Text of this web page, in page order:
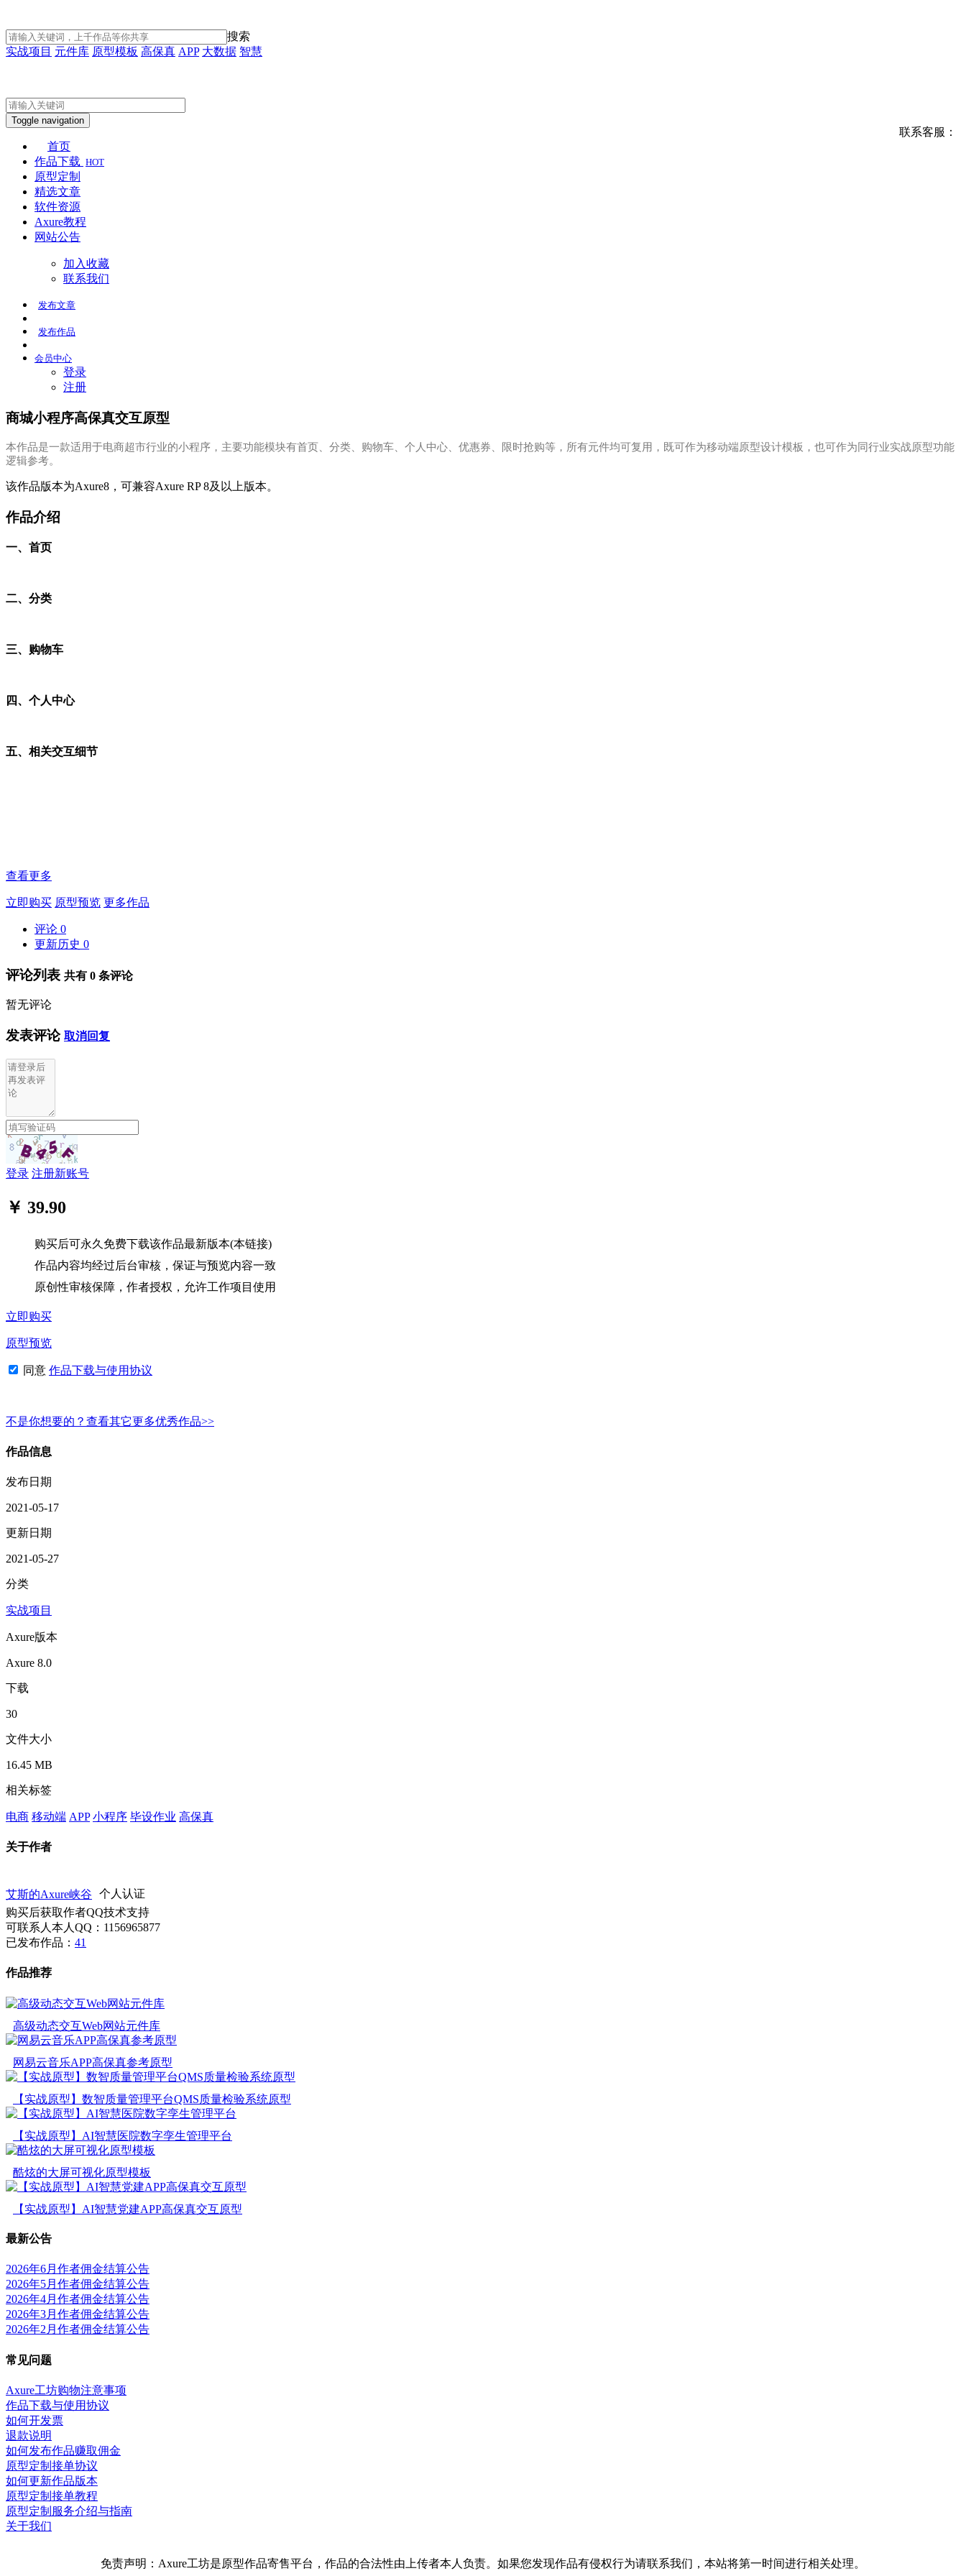
搜索
实战项目 元件库 原型模板 高保真 APP 大数据 智慧
联系客服：
Toggle navigation
首页
作品下载 HOT
原型定制
精选文章
软件资源
Axure教程
网站公告
加入收藏
联系我们
发布文章
发布作品
会员中心
登录
注册
商城小程序高保真交互原型
本作品是一款适用于电商超市行业的小程序，主要功能模块有首页、分类、购物车、个人中心、优惠券、限时抢购等，所有元件均可复用，既可作为移动端原型设计模板，也可作为同行业实战原型功能
逻辑参考。
该作品版本为Axure8，可兼容Axure RP 8及以上版本。
作品介绍
一、首页
二、分类
三、购物车
四、个人中心
五、相关交互细节
查看更多
立即购买 原型预览 更多作品
评论 0
更新历史 0
评论列表 共有 0 条评论
暂无评论
发表评论 取消回复
登录 注册新账号
￥ 39.90
购买后可永久免费下载该作品最新版本(本链接)
作品内容均经过后台审核，保证与预览内容一致
原创性审核保障，作者授权，允许工作项目使用
立即购买
原型预览
同意 作品下载与使用协议
不是你想要的？查看其它更多优秀作品>>
作品信息
发布日期
2021-05-17
更新日期
2021-05-27
分类
实战项目
Axure版本
Axure 8.0
下载
30
文件大小
16.45 MB
相关标签
电商 移动端 APP 小程序 毕设作业 高保真
关于作者
艾斯的Axure峡谷
个人认证
购买后获取作者QQ技术支持
可联系人本人QQ：1156965877
已发布作品： 41
作品推荐
高级动态交互Web网站元件库
网易云音乐APP高保真参考原型
【实战原型】数智质量管理平台QMS质量检验系统原型
【实战原型】AI智慧医院数字孪生管理平台
酷炫的大屏可视化原型模板
【实战原型】AI智慧党建APP高保真交互原型
最新公告
2026年6月作者佣金结算公告
2026年5月作者佣金结算公告
2026年4月作者佣金结算公告
2026年3月作者佣金结算公告
2026年2月作者佣金结算公告
常见问题
Axure工坊购物注意事项
作品下载与使用协议
如何开发票
退款说明
如何发布作品赚取佣金
原型定制接单协议
如何更新作品版本
原型定制接单教程
原型定制服务介绍与指南
关于我们
免责声明：Axure工坊是原型作品寄售平台，作品的合法性由上传者本人负责。如果您发现作品有侵权行为请联系我们，本站将第一时间进行相关处理。